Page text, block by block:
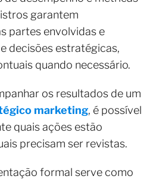
garantem
partes envolvidas e
decisões estratégicas,
quando necessário.
os resultados de um
marketing, é possível
quais ações estão
precisam ser revistas.
formal serve como